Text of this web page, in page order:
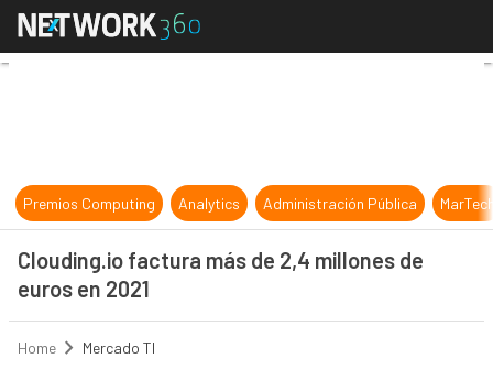
Clouding.io factura más de 2,4
Premios Computing Analytics Administración Pública
Clouding.io factura más de 2,4 millones de
euros en 2021
Home Mercado TI